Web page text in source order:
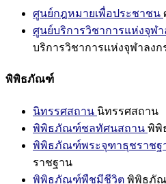
ศูนย์กฎหมายเพื่อประชาชน
ศูนย์บริการวิชาการแห่งจุฬ
บริการวิชาการแห่งจุฬาลง
พิพิธภัณฑ์
นิทรรศสถาน นิทรรศสถาน
พิพิธภัณฑ์ชลทัศนสถาน พิพิ
พิพิธภัณฑ์พระจุฑาธุชราชฐ
ราชฐาน
พิพิธภัณฑ์พืชมีชีวิต พิพิธภั